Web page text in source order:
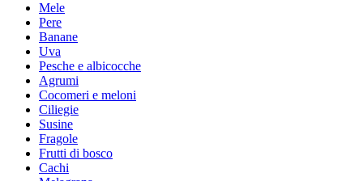
Mele
Pere
Banane
Uva
Pesche e albicocche
Agrumi
Cocomeri e meloni
Ciliegie
Susine
Fragole
Frutti di bosco
Cachi